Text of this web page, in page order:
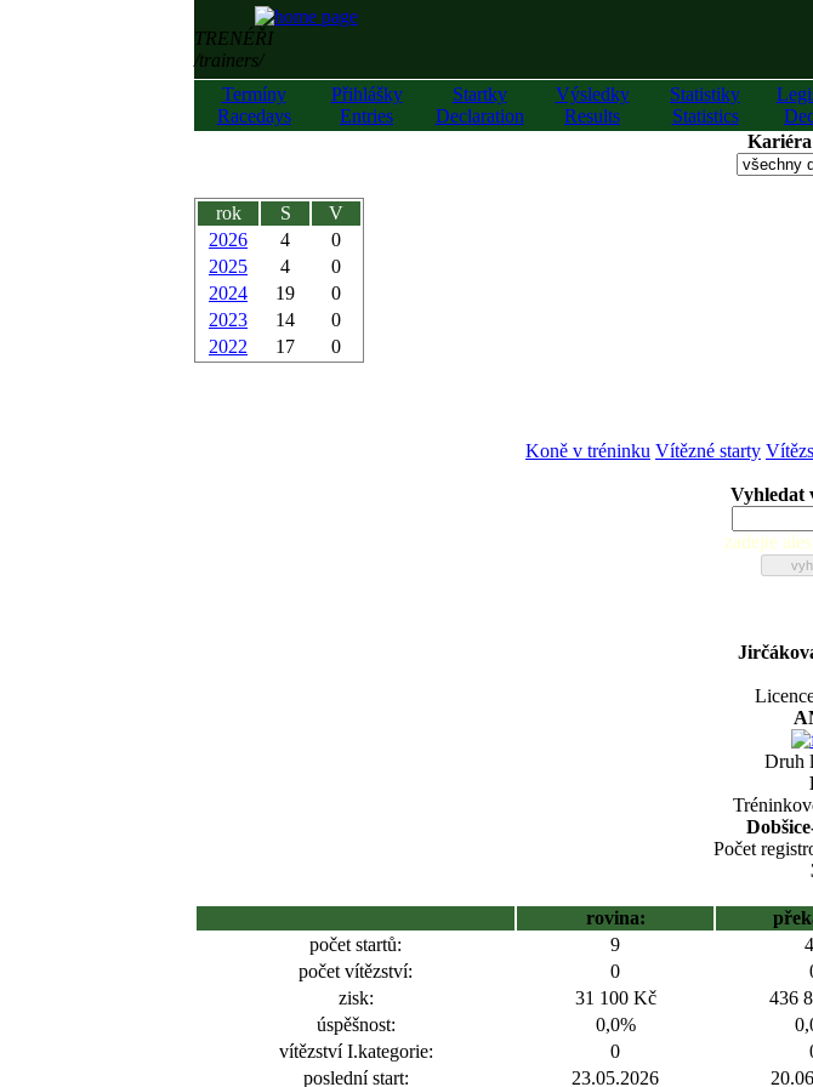
TRENÉŘI
/trainers/
Termíny
Racedays
Přihlášky
Entries
Startky
Declaration
Výsledky
Results
Statistiky
Statistics
rok S
V
2026
4
0
2025
4
0
2024
19
0
2023
14
0
2022
17 0
Koně v tréninku Vítězné starty
Vyhledat
zadejte
Druh
Počet
rovina:
počet startů:
9
počet vítězství:
0
zisk:
31 100 Kč 436
úspěšnost:
0,0%
vítězství I.kategorie:
0
poslední start:
23.05.2026